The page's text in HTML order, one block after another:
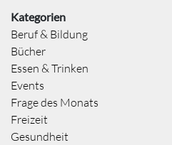
Kategorien
Beruf & Bildung
Bücher
Essen & Trinken
Events
Frage des Monats
Freizeit
Gesundheit